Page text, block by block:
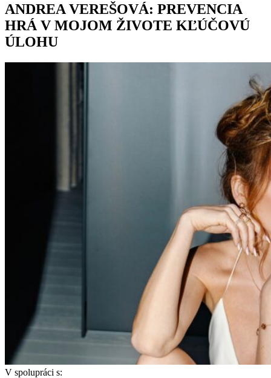
ANDREA VEREŠOVÁ: PREVENCIA
HRÁ V MOJOM ŽIVOTE KĽÚČOVÚ
ÚLOHU
V spolupráci s: